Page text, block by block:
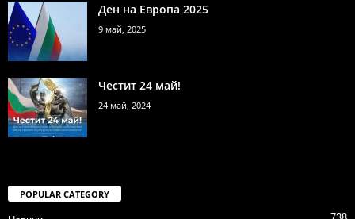
Ден на Европа 2025
9 май, 2025
Честит 24 май!
24 май, 2024
POPULAR CATEGORY